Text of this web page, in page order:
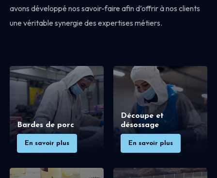
avons développé nos savoir-faire afin d’offrir à nos clients
une véritable synergie des expertises métiers.
Bardes de porc
En savoir plus
Découpe et
désossage
En savoir plus